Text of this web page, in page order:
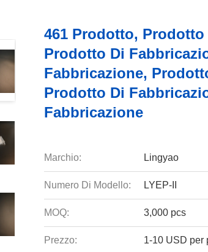
461 Prodotto,
Prodotto Di
Fabbricazione,
Prodotto Di
Fabbricazione
Marchio: Lingyao
Numero Di Modello: LYEP-II
MOQ: 3,000 pcs
Prezzo: 1-10 USD per